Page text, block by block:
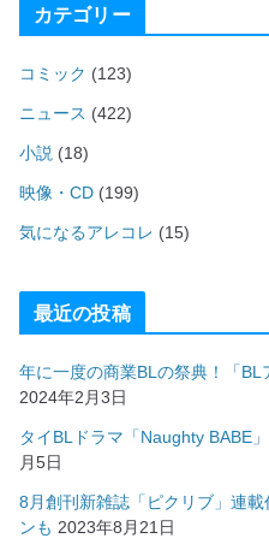
カテゴリー
コミック (123)
ニュース (422)
小説 (18)
映像・CD (199)
気になるアレコレ (15)
最近の投稿
年に一度の商業BLの祭典！「BL
2024年2月3日
タイBLドラマ「Naughty BABE
月5日
8月創刊新雑誌「ピクリブ」連
ンも 2023年8月21日